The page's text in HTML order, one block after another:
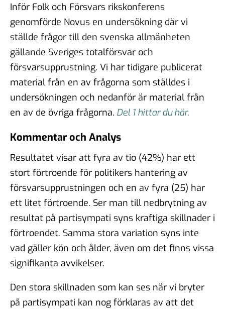
Inför Folk och Försvars rikskonferens
genomförde Novus en undersökning där vi
ställde frågor till den svenska allmänheten
gällande Sveriges totalförsvar och
försvarsupprustning. Vi har tidigare publicerat
material från en av frågorna som ställdes i
undersökningen och nedanför är material från
en av de övriga frågorna. Del 1 hittar du här.
Kommentar och Analys
Resultatet visar att fyra av tio (42%) har ett
stort förtroende för politikers hantering av
försvarsupprustningen och en av fyra (25) har
ett litet förtroende. Ser man till nedbrytning av
resultat på partisympati syns kraftiga skillnader i
förtroendet. Samma stora variation syns inte
vad gäller kön och ålder, även om det finns vissa
signifikanta avvikelser.
Den stora skillnaden som kan ses när vi bryter
på partisympati kan nog förklaras av att det